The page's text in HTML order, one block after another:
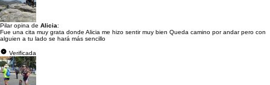
Pilar opina de Alicia:
Fue una cita muy grata donde Alicia me hizo sentir muy bien Queda camino por andar pero con
alguien a tu lado se hará más sencillo
Verificada